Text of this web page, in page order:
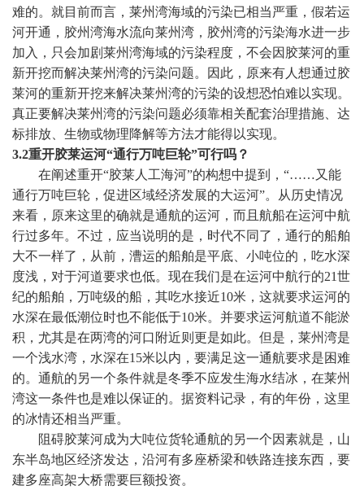
难的。就目前而言，莱州湾海域的污染已相当严重，假若运
河开通，胶州湾海水流向莱州湾，胶州湾的污染海水进一步
加入，只会加剧莱州湾海域的污染程度，不会因胶莱河的重
新开挖而解决莱州湾的污染问题。因此，原来有人想通过胶
莱河的重新开挖来解决莱州湾的污染的设想恐怕难以实现。
真正要解决莱州湾的污染问题必须靠相关配套治理措施、达
标排放、生物或物理降解等方法才能得以实现。
3.2重开胶莱运河“通行万吨巨轮”可行吗？
在阐述重开“胶莱人工海河”的构想中提到，“……又能
通行万吨巨轮，促进区域经济发展的大运河”。从历史情况
来看，原来这里的确就是通航的运河，而且航船在运河中航
行过多年。不过，应当说明的是，时代不同了，通行的船舶
大不一样了，从前，漕运的船舶是平底、小吨位的，吃水深
度浅，对于河道要求也低。现在我们是在运河中航行的21世
纪的船舶，万吨级的船，其吃水接近10米 ，这就要求运河的
水深在最低潮位时也不能低于10米。并要求运河航道不能淤
积，尤其是在两湾的河口附近则更是如此。但是，莱州湾是
一个浅水湾，水深在15米 以内，要满足这一通航要求是困难
的。通航的另一个条件就是冬季不应发生海水结冰，在莱州
湾这一条件也是难以保证的。据资料记录，有的年份，这里
的冰情还相当严重。
阻碍胶莱河成为大吨位货轮通航的另一个因素就是，山
东半岛地区经济发达，沿河有多座桥梁和铁路连接东西，要
建多座高架大桥需要巨额投资。